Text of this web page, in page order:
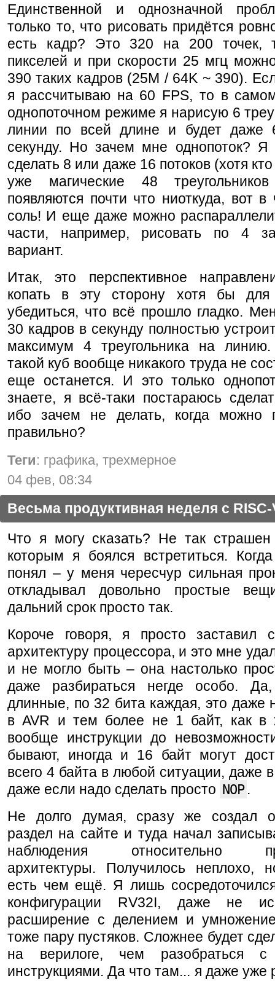
Единственной и однозначной
только то, что рисовать придётся
есть кадр? Это 320 на 200 точек,
пикселей и при скорости 25 мгц
390 таких кадров (25М / 64K ~ 390).
я рассчитываю на 60 FPS, то в
однопоточном режиме я нарисую 6
линии по всей длине и будет даже
секунду. Но зачем мне однопоток? Я
сделать 8 или даже 16 потоков (хотя
уже магические 48
появляются почти что ниоткуда, вот
соль! И еще даже можно
части, например, рисовать по 4
вариант.
Итак, это перспективное
копать в эту сторону хотя бы для
убедиться, что всё прошло гладко.
30 кадров в секунду полностью
максимум 4 треугольника на линию.
такой куб вообще никакого труда не
еще останется. И это только
знаете, я всё-таки постараюсь
ибо зачем не делать, когда можно
правильно?
Теги: графика, трехмерное
04 фев, 08:34
Весьма продуктивная неделя с RISC-
Что я могу сказать? Не так
которым я боялся встретиться.
понял – у меня чересчур сильная
откладывал довольно простые
дальний срок просто так.
Короче говоря, я просто заставил
архитектуру процессора, и это мне
и не могло быть – она настолько
даже разбираться негде особо. Да,
длинные, по 32 бита каждая, это даже
в AVR и тем более не 1 байт, как
вообще инструкции до
бывают, иногда и 16 байт могут
всего 4 байта в любой ситуации, даже
даже если надо сделать просто NOP .
Не долго думая, сразу же создал
раздел на сайте и туда начал
наблюдения относительно
архитектуры. Получилось неплохо,
есть чем ещё. Я лишь
конфигурации RV32I, даже не
расширение с делением и
тоже пару пустяков. Сложнее будет
на верилоге, чем разобраться
инструкциями. Да что там... я даже уже